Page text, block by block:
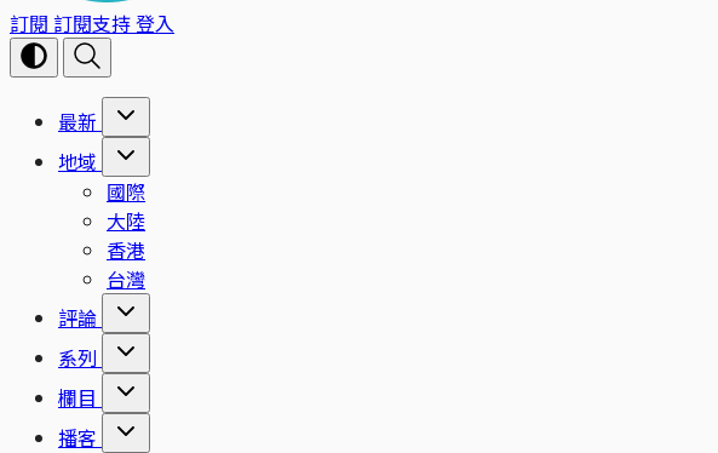
訂閱 訂閱支持登入
最新
地域
國際
大陸
香港
台灣
評論
系列
欄目
播客